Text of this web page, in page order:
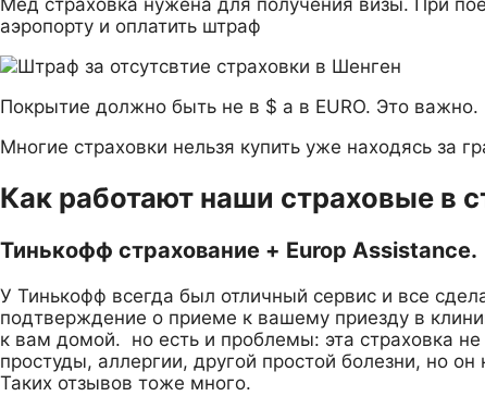
аэропорту и оплатить штраф
Покрытие должно быть не в $ а в EURO. Это важно.
Многие страховки нельзя купить уже находясь за
Как работают наши страховые в
Тинькофф страхование + Europ Assistance.
У Тинькофф всегда был отличный сервис и все
подтверждение о приеме к вашему приезду в
к вам домой. но есть и проблемы: эта страховка
простуды, аллергии, другой простой болезни, но
Таких отзывов тоже много.